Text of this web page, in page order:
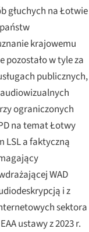
głuchych na Łotwie
krajowemu
pozostało w tyle za
publicznych,
ograniczonych
na temat Łotwy
LSL a faktyczną
WAD
i z
sektora
ustawy z 2023 r.